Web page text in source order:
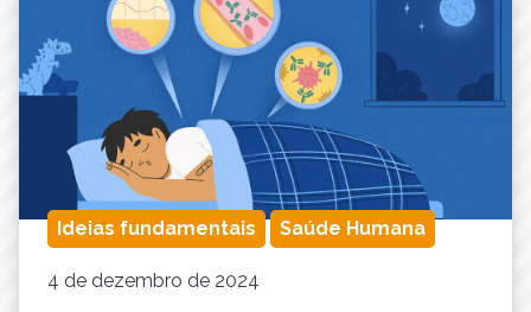
Ideias fundamentais Saúde Humana
4 de dezembro de 2024